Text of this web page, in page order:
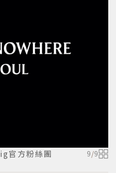
ig官方粉絲團 9/9